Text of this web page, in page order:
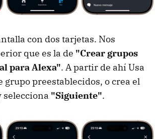
con dos tarjetas. Nos
que es la de "Crear grupos
para Alexa". A partir de ahí Usa
grupo preestablecidos, o crea el
selecciona "Siguiente".